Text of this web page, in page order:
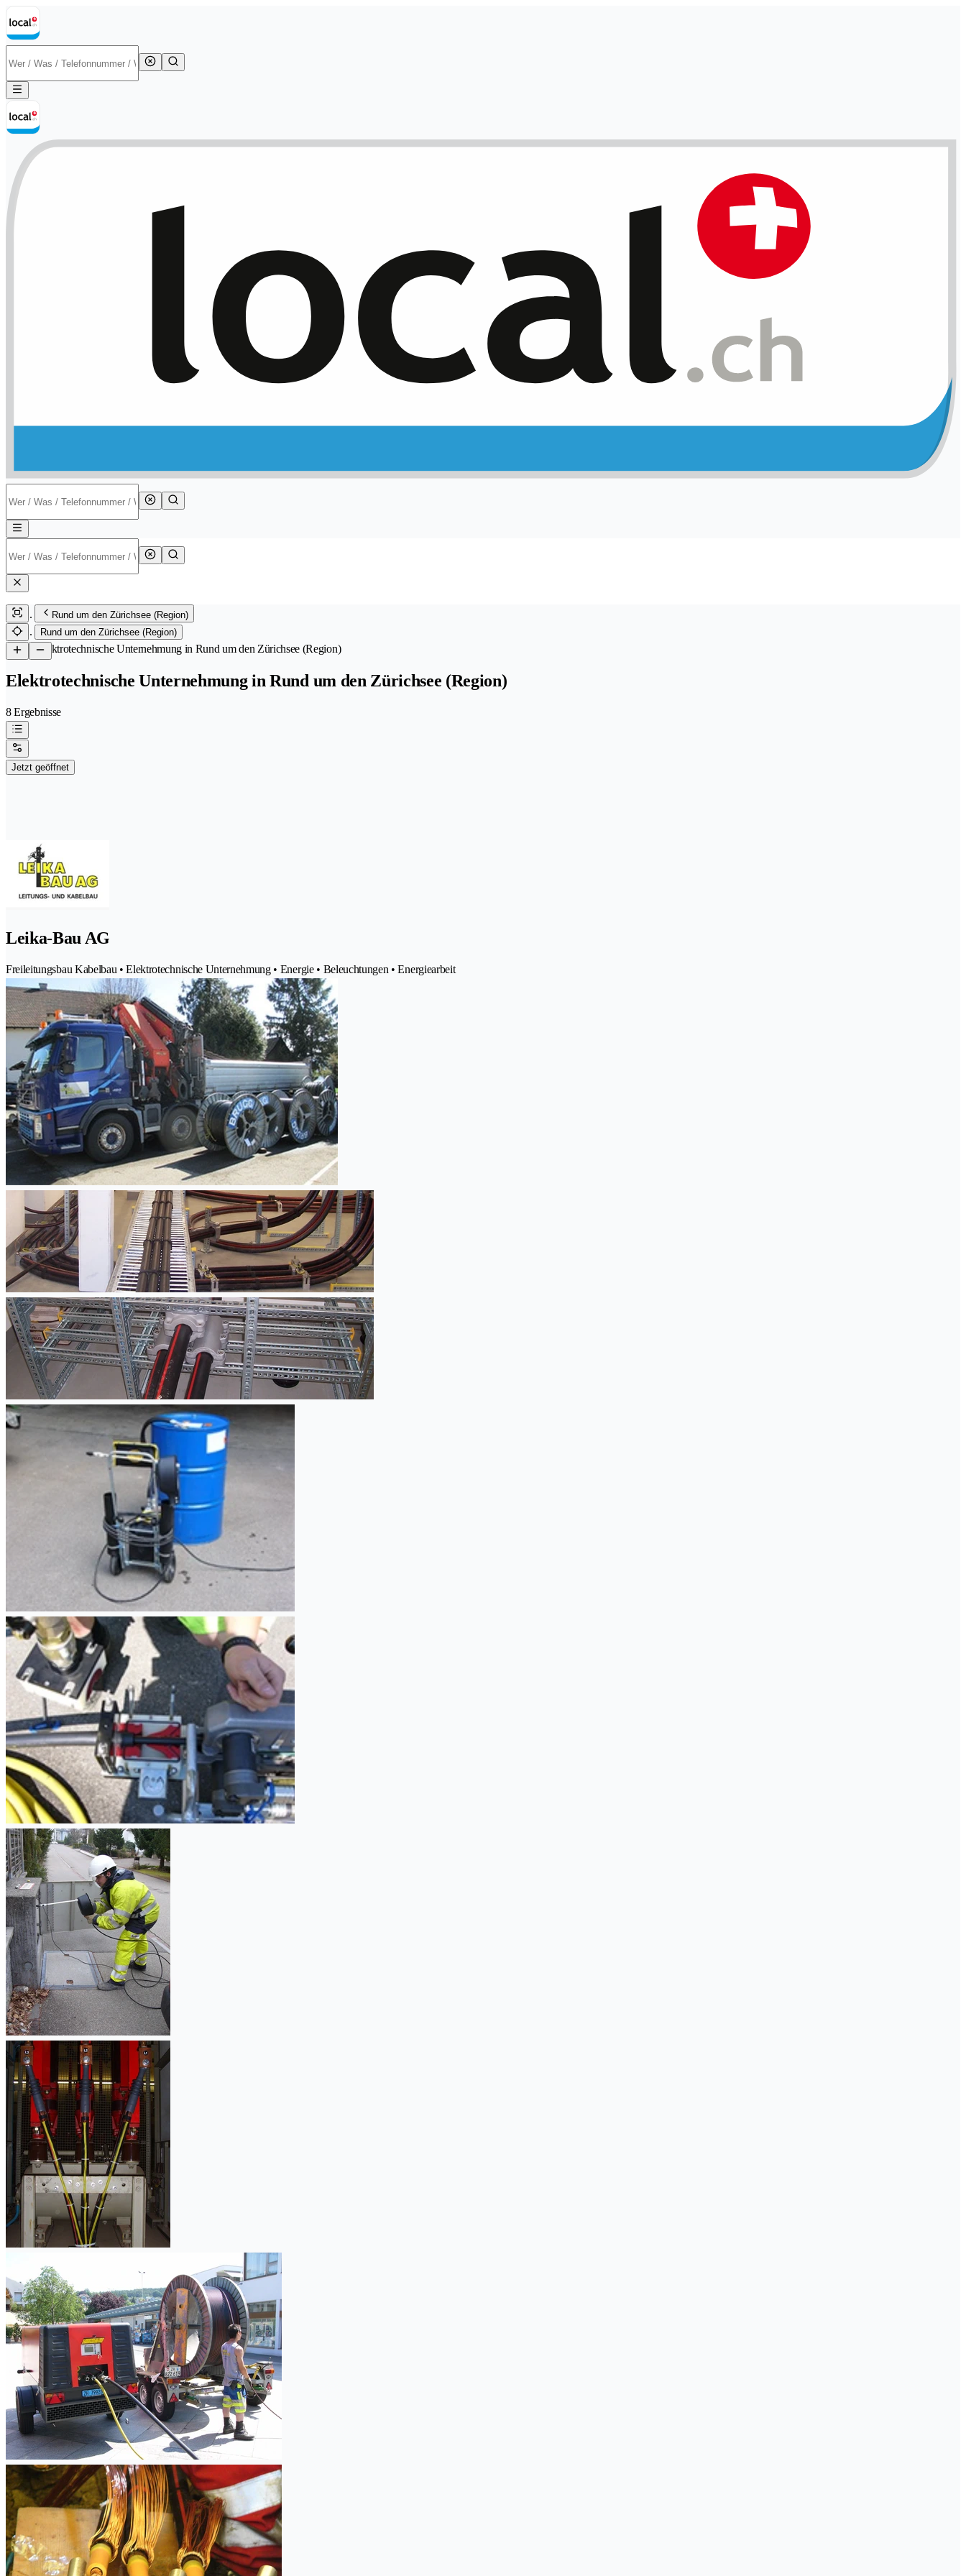
Rund um den Zürichsee (Region)
Rund um den Zürichsee (Region)
/Elektrotechnische Unternehmung in Rund um den Zürichsee (Region)
Elektrotechnische Unternehmung in Rund um den Zürichsee (Region)
8 Ergebnisse
Jetzt geöffnet
Leika-Bau AG
Freileitungsbau Kabelbau • Elektrotechnische Unternehmung • Energie • Beleuchtungen • Energiearbeit